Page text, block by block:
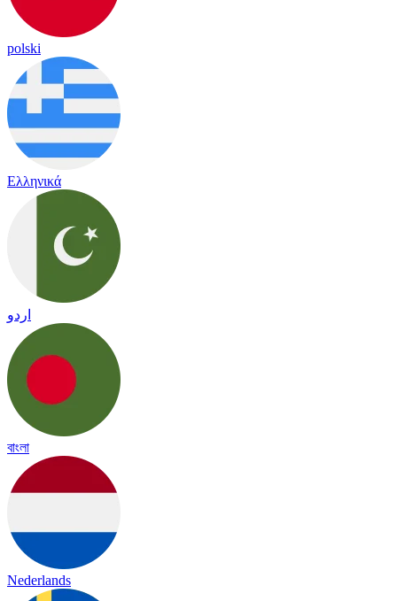
polski
Ελληνικά
اردو
বাংলা
Nederlands